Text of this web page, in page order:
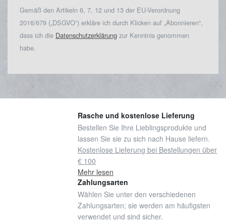
Gemäß den Artikeln 6, 7, 12 und 13 der EU-Verordnung
2016/679 („DSGVO“) erkläre ich durch Klicken auf „Abonnieren“,
dass ich die Datenschutzerklärung zur Kenntnis genommen
habe.
Rasche und kostenlose Lieferung
Bestellen Sie Ihre Lieblingsprodukte und
lassen Sie sie zu sich nach Hause liefern.
Kostenlose Lieferung bei Bestellungen über
€ 100
Mehr lesen
Zahlungsarten
Wählen Sie unter den verschiedenen
Zahlungsarten; sie werden am häufigsten
verwendet und sind sicher.